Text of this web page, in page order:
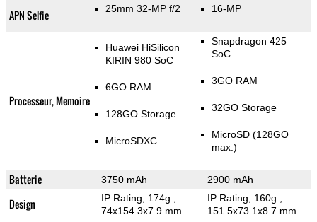
APN Selfie 25mm 32-MP f/2 16-MP
Processeur, Memoire
Huawei HiSilicon
KIRIN 980 SoC
6GO RAM
128GO Storage
MicroSDXC
Snapdragon 425
SoC
3GO RAM
32GO Storage
MicroSD (128GO
max.)
Batterie 3750 mAh 2900 mAh
Design IP Rating, 174g
74x154.3x7.9 mm
IP Rating, 160g
151.5x73.1x8.7 mm